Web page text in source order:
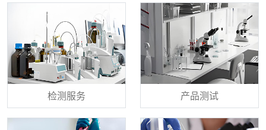
检测服务 产品测试